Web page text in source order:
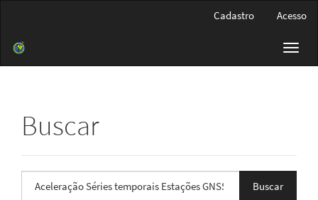
Barra
Cadastro Acesso
Buscar
termo